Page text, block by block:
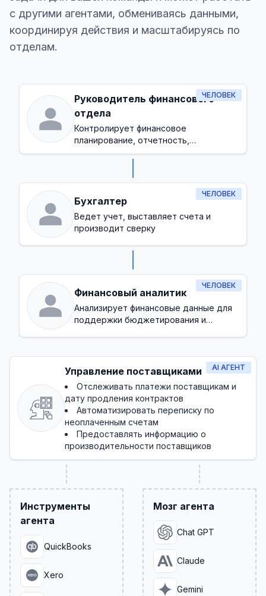
с другими агентами, обмениваясь данными,
координируя действия и масштабируясь по
отделам.
ЧЕЛОВЕК
Руководитель финансового
отдела
Контролирует финансовое
планирование, отчетность,
соблюдение норм и управление
ЧЕЛОВЕК
Бухгалтер
Ведет учет, выставляет счета и
производит сверку
ЧЕЛОВЕК
Финансовый аналитик
Анализирует финансовые данные для
поддержки бюджетирования и
AI АГЕНТ
Управление поставщиками
Отслеживать платежи поставщикам и
дату продления контрактов
Автоматизировать переписку по
неоплаченным счетам
Предоставлять информацию о
производительности поставщиков
Инструменты
агента
QuickBooks
Xero
Мозг агента
Chat GPT
Claude
Gemini